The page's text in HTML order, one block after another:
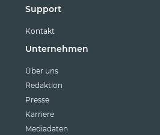
Support
Kontakt
Unternehmen
Über uns
Redaktion
Presse
Karriere
Mediadaten